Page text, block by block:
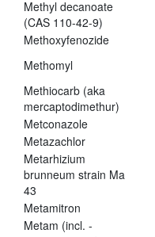
Methyl decanoate
(CAS 110-42-9)
Methoxyfenozide
Methomyl
Methiocarb (aka
mercaptodimethur)
Metconazole
Metazachlor
Metarhizium
brunneum strain Ma
43
Metamitron
Metam (incl. -